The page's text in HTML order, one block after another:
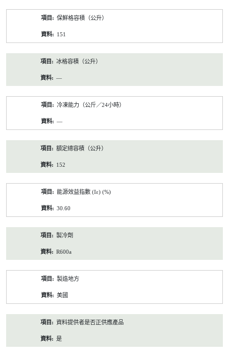
保鮮格容積（公升）
151
冰格容積（公升）
—
冷凍能力（公斤／24小時）
—
額定總容積（公升）
152
能源效益指數 (Iε) (%)
30.60
製冷劑
R600a
製造地方
美國
資料提供者是否正供應產品
是